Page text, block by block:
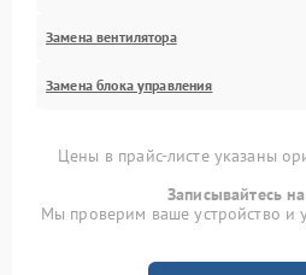
Замена вентилятора
Замена блока управления
Цены в прайс-листе указаны
Записывайтесь
Мы проверим ваше устройство и